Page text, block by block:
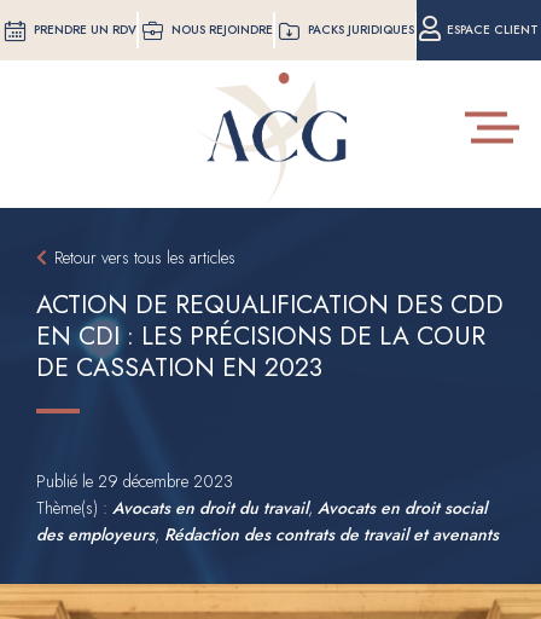
Aller
au
PRENDRE UN RDV NOUS REJOINDRE PACKS JURIDIQUES ESPACE CLIENT
Toggle
Retour vers tous les articles
ACTION DE REQUALIFICATION DES CDD
EN CDI : LES PRÉCISIONS DE LA COUR
DE CASSATION EN 2023
Publié le 29 décembre 2023
Thème(s) : Avocats en droit du travail, Avocats en droit social
des employeurs, Rédaction des contrats de travail et avenants